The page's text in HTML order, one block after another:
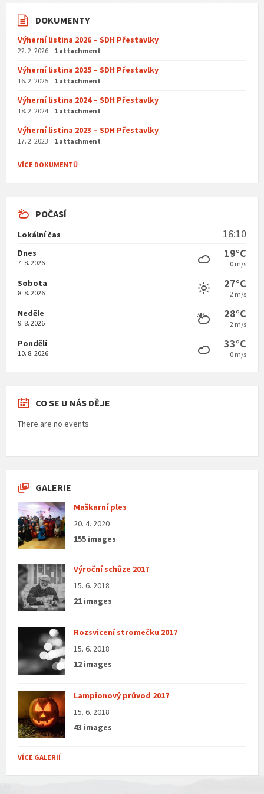
DOKUMENTY
Výherní listina 2026 – SDH Přestavlky
22. 2. 2026 1 attachment
Výherní listina 2025 – SDH Přestavlky
16. 2. 2025 1 attachment
Výherní listina 2024 – SDH Přestavlky
18. 2. 2024 1 attachment
Výherní listina 2023 – SDH Přestavlky
17. 2. 2023 1 attachment
VÍCE DOKUMENTŮ
POČASÍ
Lokální čas 16:10
Dnes
7. 8. 2026
19°C
0 m/s
Sobota
8. 8. 2026
27°C
2 m/s
Neděle
9. 8. 2026
28°C
2 m/s
Pondělí
10. 8. 2026
33°C
0 m/s
CO SE U NÁS DĚJE
There are no events
GALERIE
Maškarní ples
20. 4. 2020
155 images
Výroční schůze 2017
15. 6. 2018
21 images
Rozsvicení stromečku 2017
15. 6. 2018
12 images
Lampionový průvod 2017
15. 6. 2018
43 images
VÍCE GALERIÍ